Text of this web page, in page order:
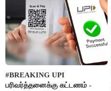
#BREAKING UPI
பரிவர்த்தனைக்கு கட்டணம் -